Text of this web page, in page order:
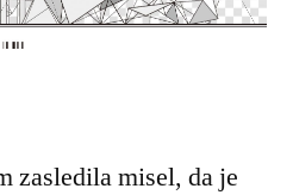
zasledila misel, da je